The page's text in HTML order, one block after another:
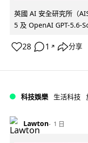
英國 AI 安全研究所（
5 及 OpenAI GPT-5.6-
28 1 ↗ 分享
科技娛樂 生活科技
Lawton 1 日